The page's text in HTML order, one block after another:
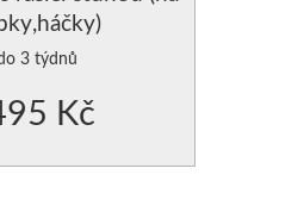
3 týdnů
Kč